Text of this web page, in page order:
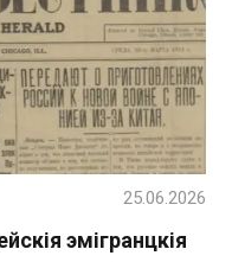
эмігранцкія
25.06.2026